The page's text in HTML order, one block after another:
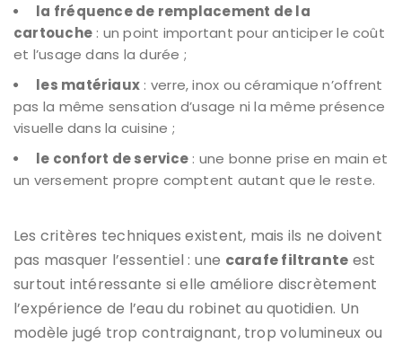
la fréquence de remplacement de la
cartouche : un point important pour anticiper le coût
et l’usage dans la durée ;
les matériaux : verre, inox ou céramique n’offrent
pas la même sensation d’usage ni la même présence
visuelle dans la cuisine ;
le confort de service: une bonne prise en main et
un versement propre comptent autant que le reste.
Les critères techniques existent, mais ils ne doivent
pas masquer l’essentiel : une carafe filtrante est
surtout intéressante si elle améliore discrètement
l’expérience de l’eau du robinet au quotidien. Un
modèle jugé trop contraignant, trop volumineux ou